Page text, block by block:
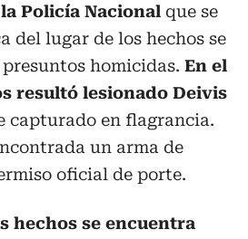
Policía Nacional que se
del lugar de los hechos se
homicidas. En el
resultó lesionado Deivis
capturado en flagrancia.
un arma de
oficial de porte.
hechos se encuentra